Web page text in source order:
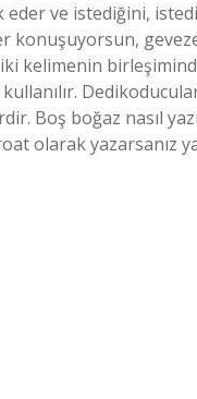
ve istediğini,
konuşuyorsun,
iki kelimenin
Boş boğaz nasıl
olarak yazarsanız